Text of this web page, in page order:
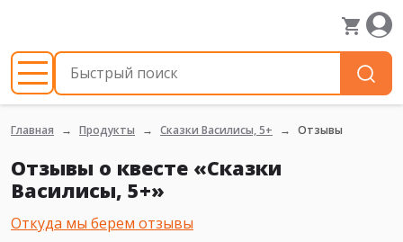
Главная Продукты Сказки Василисы, 5+ Отзывы
Отзывы о квесте «Сказки
Василисы, 5+»
Откуда мы берем отзывы